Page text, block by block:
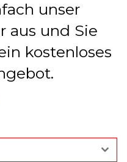
unser
aus und Sie
kostenloses